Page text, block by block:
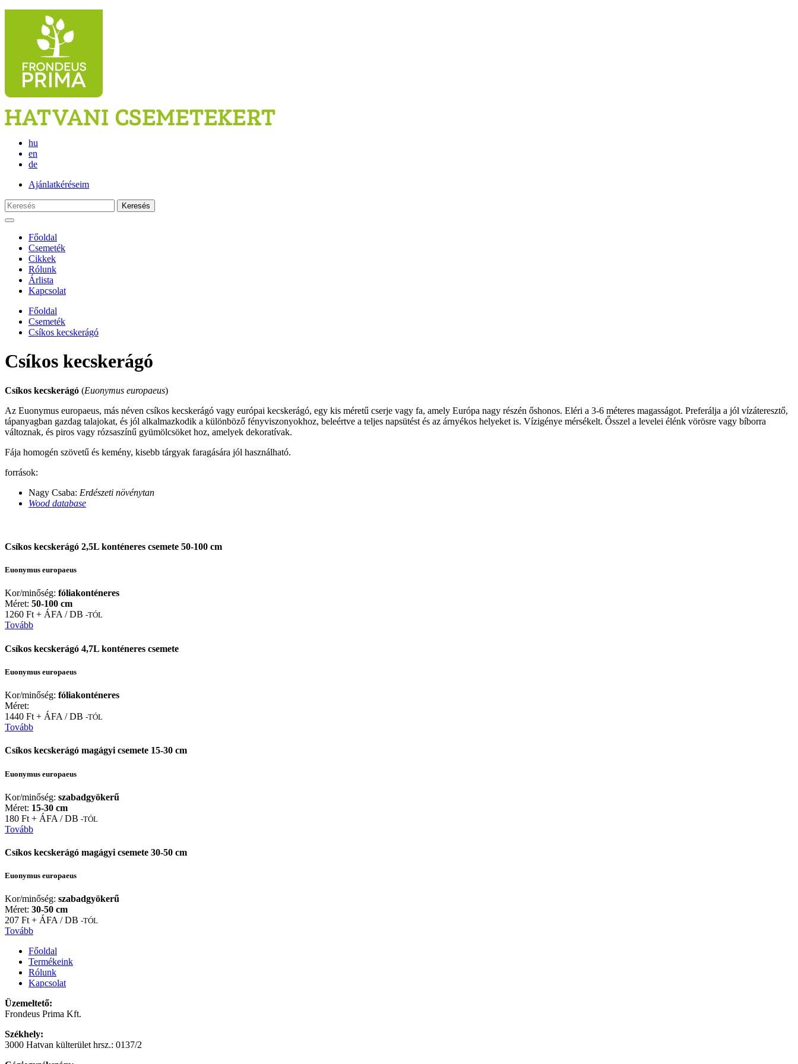
hu
en
de
Ajánlatkéréseim
Keresés
Főoldal
Csemeték
Cikkek
Rólunk
Árlista
Kapcsolat
Főoldal
Csemeték
Csíkos kecskerágó
Csíkos kecskerágó
Csíkos kecskerágó (Euonymus europaeus)
Az Euonymus europaeus, más néven csíkos kecskerágó vagy európai kecskerágó, egy kis méretű cserje vagy fa, amely Európa nagy részén őshonos. Eléri a 3-6 méteres magasságot. Preferálja a jól vízáteresztő,
tápanyagban gazdag talajokat, és jól alkalmazkodik a különböző fényviszonyokhoz, beleértve a teljes napsütést és az árnyékos helyeket is. Vízigénye mérsékelt. Ősszel a levelei élénk vörösre vagy bíborra
változnak, és piros vagy rózsaszínű gyümölcsöket hoz, amelyek dekoratívak.
Fája homogén szövetű és kemény, kisebb tárgyak faragására jól használható.
források:
Nagy Csaba: Erdészeti növénytan
Wood database
Csíkos kecskerágó 2,5L konténeres csemete 50-100 cm
Euonymus europaeus
Kor/minőség: fóliakonténeres
Méret: 50-100 cm
1260 Ft + ÁFA / DB -TÓL
Tovább
Csíkos kecskerágó 4,7L konténeres csemete
Euonymus europaeus
Kor/minőség: fóliakonténeres
Méret:
1440 Ft + ÁFA / DB -TÓL
Tovább
Csíkos kecskerágó magágyi csemete 15-30 cm
Euonymus europaeus
Kor/minőség: szabadgyökerű
Méret: 15-30 cm
180 Ft + ÁFA / DB -TÓL
Tovább
Csíkos kecskerágó magágyi csemete 30-50 cm
Euonymus europaeus
Kor/minőség: szabadgyökerű
Méret: 30-50 cm
207 Ft + ÁFA / DB -TÓL
Tovább
Főoldal
Termékeink
Rólunk
Kapcsolat
Üzemeltető:
Frondeus Prima Kft.
Székhely:
3000 Hatvan külterület hrsz.: 0137/2